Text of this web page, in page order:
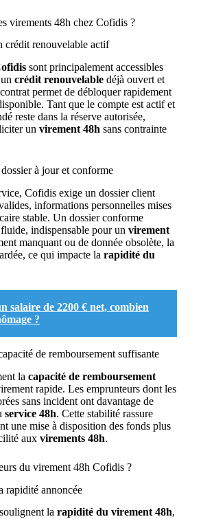
virements 48h chez Cofidis ?
crédit renouvelable actif
sont principalement accessibles
crédit renouvelable déjà ouvert et
permet de débloquer rapidement
Tant que le compte est actif et
reste dans la réserve autorisée,
un virement 48h sans contrainte
à jour et conforme
Cofidis exige un dossier client
informations personnelles mises
stable. Un dossier conforme
indispensable pour un virement
manquant ou de donnée obsolète, la
ce qui impacte la rapidité du
salaire de 2200 € net, combien
?
de remboursement suffisante
la capacité de remboursement
rapide. Les emprunteurs dont les
sans incident ont davantage de
service 48h. Cette stabilité rassure
une mise à disposition des fonds plus
aux virements 48h.
du virement 48h Cofidis ?
rapidité annoncée
la rapidité du virement 48h,